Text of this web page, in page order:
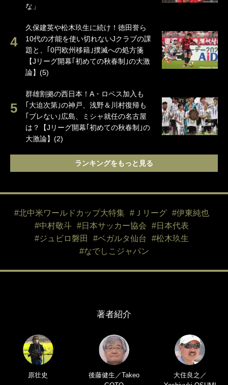
な」
久保建英や松木玖生に続け！徳田誉ら
10代の才能を使い切れないJクラブの課
題と、｢0円欧州移籍｣撲滅への処方箋
【Jリーグ開幕｢初めての秋春制｣の大激
論】(5)
群雄割拠の西日本！A・ロペス加入も
｢大迫次第｣の神戸、浅野＆川村復帰も
｢ブレない｣広島、ミシャ就任の名古屋
は？【Jリーグ開幕｢初めての秋春制｣の
大激論】(2)
ランキングをもっと見る
#北中米ワールドカップ大特集 #Ｊリーグ
#伊東純也
#中村敬斗
#日本サッカー協会
#日本代表
#ジュビロ磐田
#ベガルタ仙台
#松木玖生
#なでしこジャパン
著者紹介
原壮史
後藤健生／Takeo
大住良之／